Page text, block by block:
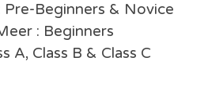
Pre-Beginners & Novice
: Beginners
A, Class B & Class C